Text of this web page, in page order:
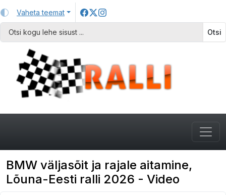
Vaheta teemat
Otsi
BMW väljasõit ja rajale aitamine,
Lõuna-Eesti ralli 2026 - Video